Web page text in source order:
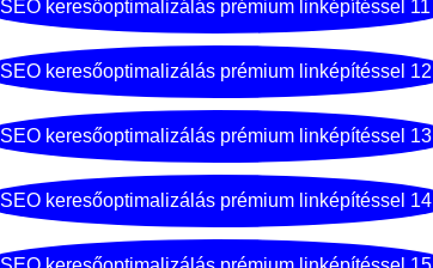
SEO keresőoptimalizálás prémium linképítéssel 11
SEO keresőoptimalizálás prémium linképítéssel 12
SEO keresőoptimalizálás prémium linképítéssel 13
SEO keresőoptimalizálás prémium linképítéssel 14